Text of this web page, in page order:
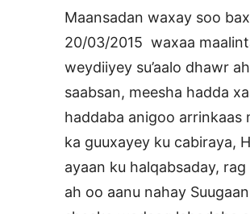
Maansadan waxay soo
20/03/2015 waxaa
weydiiyey su’aalo dhawr
saabsan, meesha hadda
haddaba anigoo arrinkaas
ka guuxayey ku cabiraya,
ayaan ku halqabsaday,
ah oo aanu nahay